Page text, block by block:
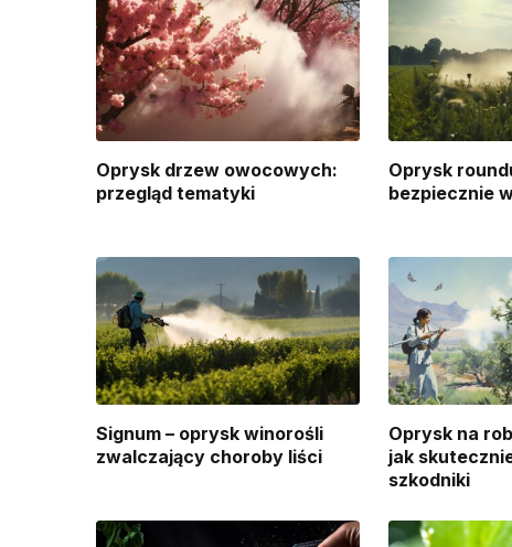
Oprysk drzew owocowych:
przegląd tematyki
Oprysk
bezpiecznie
Signum – oprysk winorośli
zwalczający choroby liści
Oprysk na
jak
szkodniki